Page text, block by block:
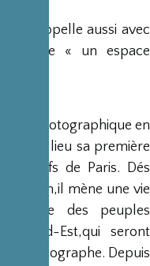
rappelle aussi avec
même « un espace
photographique en
1972 a lieu sa première
de Paris. Dés
Japon,il mène une vie
des peuples
du Sud-Est,qui seront
le photographe. Depuis